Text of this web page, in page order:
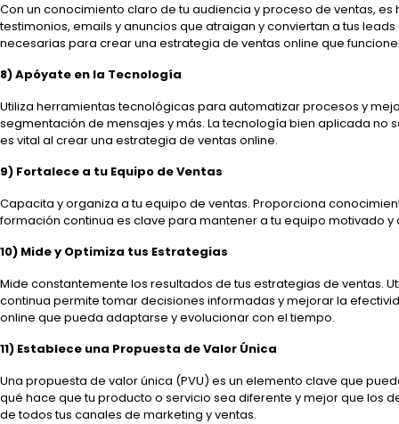
Con un conocimiento claro de tu audiencia y proceso de ventas,
testimonios, emails y anuncios que atraigan y conviertan a tus
necesarias para crear una estrategia de ventas online que
8) Apóyate en la Tecnología
Utiliza herramientas tecnológicas para automatizar procesos y
segmentación de mensajes y más. La tecnología bien aplicada no
es vital al crear una estrategia de ventas online.
9) Fortalece a tu Equipo de Ventas
Capacita y organiza a tu equipo de ventas. Proporciona
formación continua es clave para mantener a tu equipo motivado
10) Mide y Optimiza tus Estrategias
Mide constantemente los resultados de tus estrategias de ventas.
continua permite tomar decisiones informadas y mejorar la
online que pueda adaptarse y evolucionar con el tiempo.
11) Establece una Propuesta de Valor Única
Una propuesta de valor única (PVU) es un elemento clave que
qué hace que tu producto o servicio sea diferente y mejor que los
de todos tus canales de marketing y ventas.